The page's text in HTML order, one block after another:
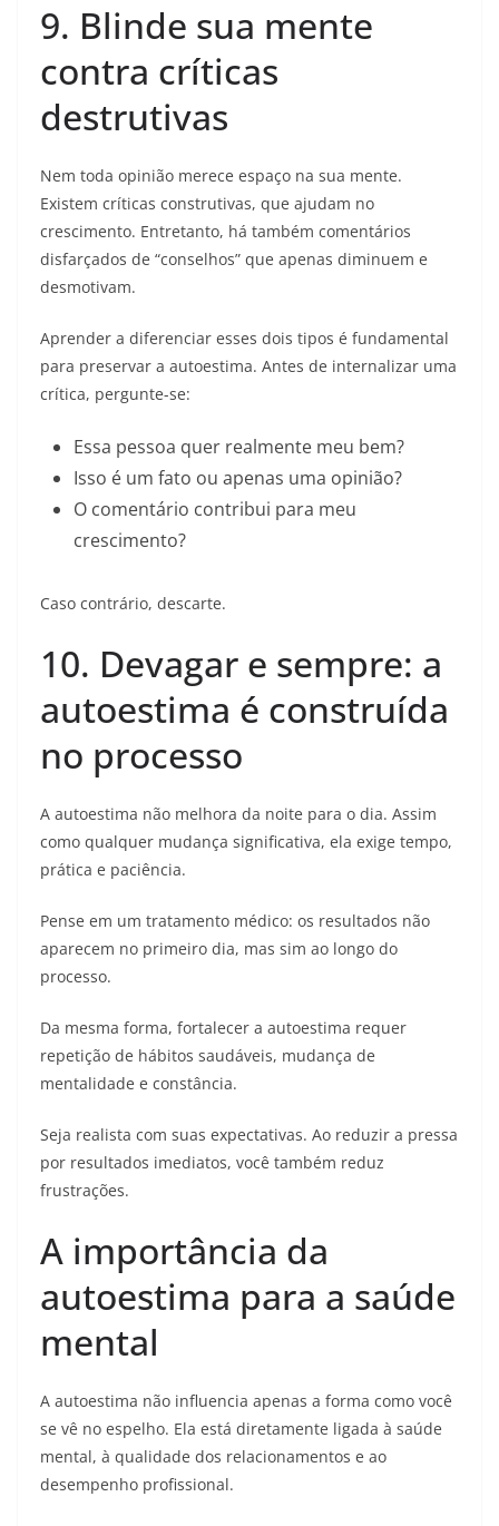
9. Blinde sua mente
contra críticas
destrutivas
Nem toda opinião merece espaço na sua mente.
Existem críticas construtivas, que ajudam no
crescimento. Entretanto, há também comentários
disfarçados de “conselhos” que apenas diminuem e
desmotivam.
Aprender a diferenciar esses dois tipos é fundamental
para preservar a autoestima. Antes de internalizar uma
crítica, pergunte-se:
Essa pessoa quer realmente meu bem?
Isso é um fato ou apenas uma opinião?
O comentário contribui para meu
crescimento?
Caso contrário, descarte.
10. Devagar e sempre: a
autoestima é construída
no processo
A autoestima não melhora da noite para o dia. Assim
como qualquer mudança significativa, ela exige tempo,
prática e paciência.
Pense em um tratamento médico: os resultados não
aparecem no primeiro dia, mas sim ao longo do
processo.
Da mesma forma, fortalecer a autoestima requer
repetição de hábitos saudáveis, mudança de
mentalidade e constância.
Seja realista com suas expectativas. Ao reduzir a pressa
por resultados imediatos, você também reduz
frustrações.
A importância da
autoestima para a saúde
mental
A autoestima não influencia apenas a forma como você
se vê no espelho. Ela está diretamente ligada à saúde
mental, à qualidade dos relacionamentos e ao
desempenho profissional.